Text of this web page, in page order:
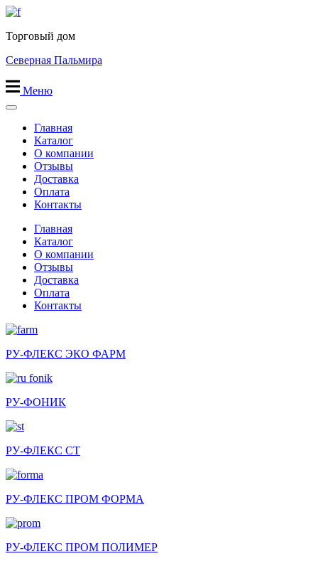
Перейти
содержимому
Торговый дом
Северная Пальмира
Меню
Главная
Каталог
О компании
Отзывы
Доставка
Оплата
Контакты
Главная
Каталог
О компании
Отзывы
Доставка
Оплата
Контакты
РУ-ФЛЕКС ЭКО ФАРМ
РУ-ФОНИК
РУ-ФЛЕКС СТ
РУ-ФЛЕКС ПРОМ ФОРМА
РУ-ФЛЕКС ПРОМ ПОЛИМЕР